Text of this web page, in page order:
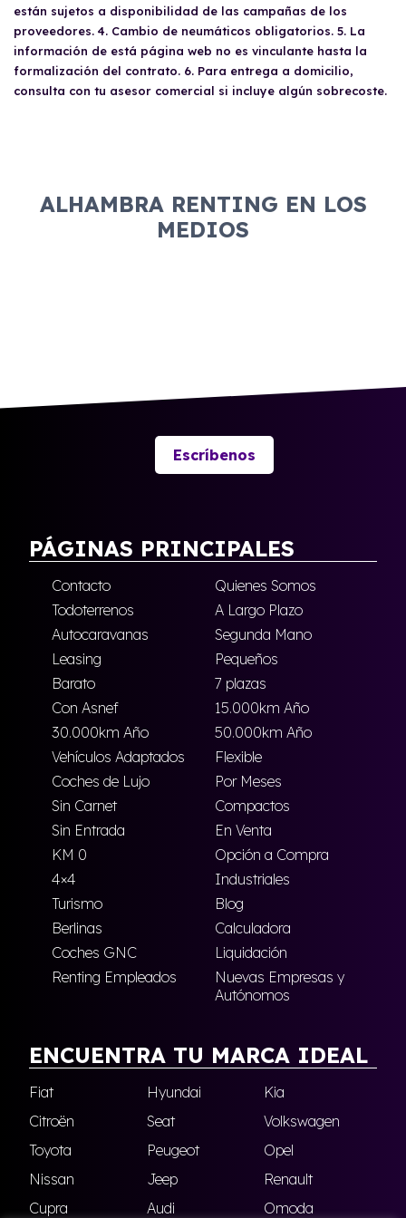
conducir.
realiza el departamento de riesgos de cada
proveedor, quien decidirá si se cumplen las
condiciones necesarias.
están sujetos a disponibilidad de las campañas de los
proveedores. 4. Cambio de neumáticos obligatorios. 5. La
información de está página web no es vinculante hasta la
formalización del contrato. 6. Para entrega a domicilio,
consulta con tu asesor comercial si incluye algún sobrecoste.
ALHAMBRA RENTING EN LOS
MEDIOS
Escríbenos
PÁGINAS PRINCIPALES
Contacto
Quienes Somos
Todoterrenos
A Largo Plazo
Autocaravanas
Segunda Mano
Leasing
Pequeños
Barato
7 plazas
Con Asnef
15.000km Año
30.000km Año
50.000km Año
Vehículos Adaptados
Flexible
Coches de Lujo
Por Meses
Sin Carnet
Compactos
Sin Entrada
En Venta
KM 0
Opción a Compra
4×4
Industriales
Turismo
Blog
Berlinas
Calculadora
Coches GNC
Liquidación
Renting Empleados
Nuevas Empresas y
Autónomos
ENCUENTRA TU MARCA IDEAL
Fiat Hyundai
Kia
Citroën
Seat
Volkswagen
Toyota
Peugeot
Opel
Nissan
Jeep
Renault
Cupra
Audi Omoda